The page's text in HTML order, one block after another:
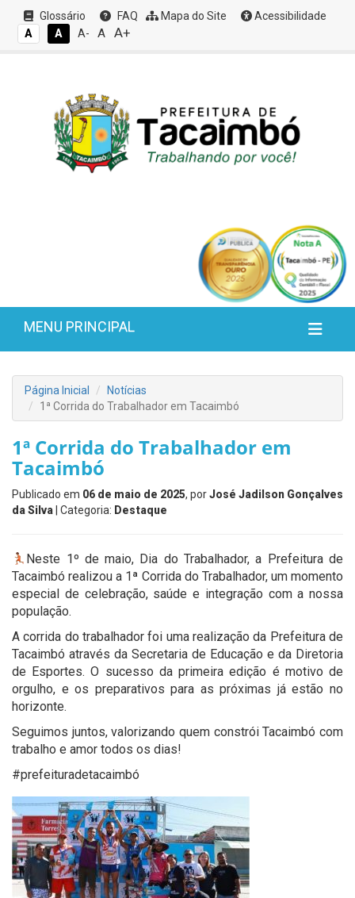
Glossário FAQ Mapa do Site
Acessibilidade
A
A A- A A+
MENU PRINCIPAL
Página Inicial
Notícias
1ª Corrida do Trabalhador em Tacaimbó
1ª Corrida do Trabalhador em
Tacaimbó
Publicado em 06 de maio de 2025, porJosé Jadilson Gonçalves
da Silva | Categoria: Destaque
Neste 1º de maio, Dia do Trabalhador, a Prefeitura de
Tacaimbó realizou a 1ª Corrida do Trabalhador, um momento
especial de celebração, saúde e integração com a nossa
população.
A corrida do trabalhador foi uma realização da Prefeitura de
Tacaimbó através da Secretaria de Educação e da Diretoria
de Esportes. O sucesso da primeira edição é motivo de
orgulho, e os preparativos para as próximas já estão no
horizonte.
Seguimos juntos, valorizando quem constrói Tacaimbó com
trabalho e amor todos os dias!
#prefeituradetacaimbó